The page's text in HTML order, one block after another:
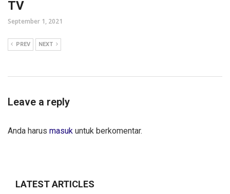
TV
September 1, 2021
PREV NEXT
Leave a reply
Anda harus masuk untuk berkomentar.
LATEST ARTICLES